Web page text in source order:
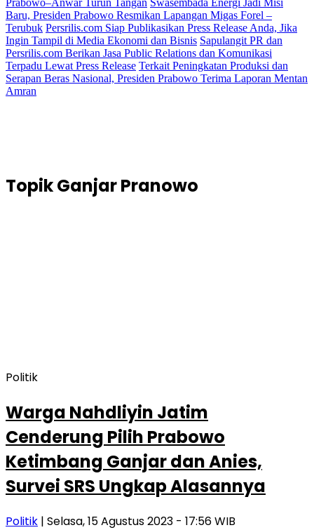
Prabowo–Anwar Turun Tangan Swasembada Energi Jadi Misi
Baru, Presiden Prabowo Resmikan Lapangan Migas Forel –
Terubuk Persrilis.com Siap Publikasikan Press Release Anda, Jika
Ingin Tampil di Media Ekonomi dan Bisnis Sapulangit PR dan
Persrilis.com Berikan Jasa Public Relations dan Komunikasi
Terpadu Lewat Press Release Terkait Peningkatan Produksi dan
Serapan Beras Nasional, Presiden Prabowo Terima Laporan Mentan
Amran
TopikGanjar Pranowo
Politik
Warga Nahdliyin Jatim
Cenderung Pilih Prabowo
Ketimbang Ganjar dan Anies,
Survei SRS Ungkap Alasannya
Politik | Selasa, 15 Agustus 2023 - 17:56 WIB